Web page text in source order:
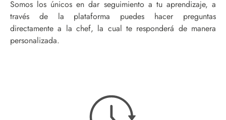
Somos los únicos en dar seguimiento a tu aprendizaje, a
través de la plataforma puedes hacer preguntas
directamente a la chef, la cual te responderá de manera
personalizada.